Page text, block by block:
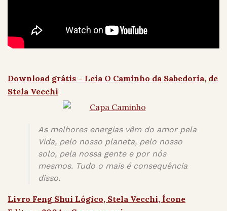
Download grátis – Leia O Caminho da Sabedoria, de
Stela Vecchi
As melhores energias vêm do amor pela
Vida, pelo nosso planeta, pelo nosso
solo, pela nossa gente e por nós
mesmos. Tudo o mais é consequência
disso.
Livro Feng Shui Lógico, Stela Vecchi, Ícone